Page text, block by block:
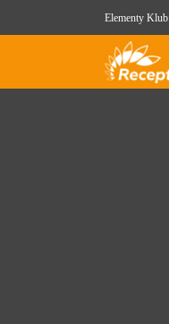
Elementy Klub